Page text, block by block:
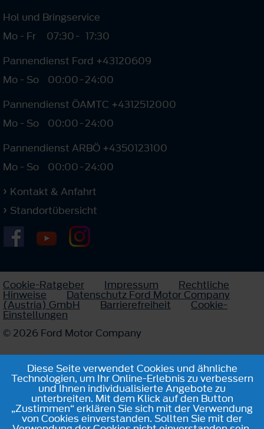
Hol und Bringservice
Mo - Fr
07:30- 17:30
Pannendienst Ford +43120609
Mo - So
00:00-24:00
Pannendienst ÖAMTC +4312512000
Mo - So
00:00-24:00
Pannendienst ARBÖ +4350123100
Mo - So
00:00-24:00
Kontakt & Anfahrt
Standortübersicht
Cookie-Ratgeber Impressum Rechtliche
Hinweise Datenschutz Ford Motor Company
(Austria) GmbH Barrierefreiheit Cookie-
Einstellungen
© 2026 Ford Motor Company
Diese Seite verwendet Cookies und ähnliche
Technologien, um Ihr Online-Erlebnis zu verbessern
und Ihnen individualisierte Angebote zu
unterbreiten. Mit dem Klick auf den Button
„Zustimmen“ erklären Sie sich mit der Verwendung
von Cookies einverstanden. Sollten Sie mit der